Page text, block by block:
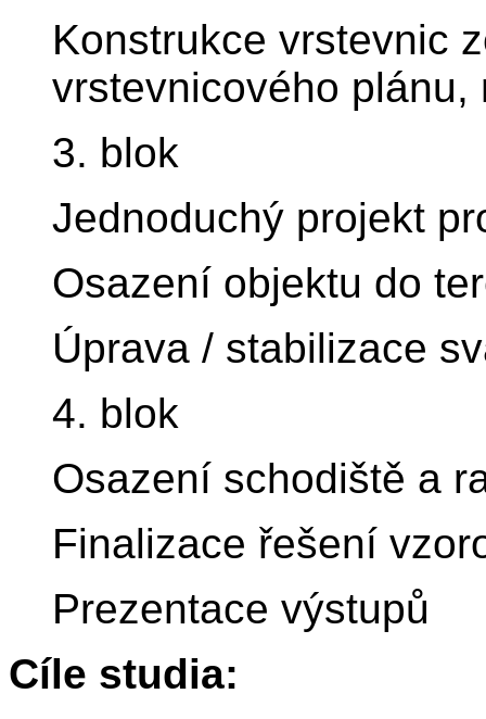
Konstrukce vrstevnic
vrstevnicového plánu,
3. blok
Jednoduchý projekt
Osazení objektu do
Úprava / stabilizace
4. blok
Osazení schodiště a
Finalizace řešení
Prezentace výstupů
Cíle studia: